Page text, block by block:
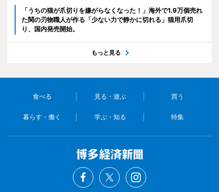
「うちの猫が爪切りを嫌がらなくなった！」海外で1.9万個売れ
た関の刃物職人が作る「少ない力で静かに切れる」猫用爪切
り、国内発売開始。
もっと見る
食べる 見る・遊ぶ 買う
暮らす・働く 学ぶ・知る 特集